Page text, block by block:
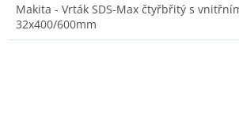
Makita - Vrták SDS-Max čtyřbřitý s
32x400/600mm